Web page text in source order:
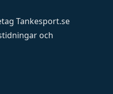
Tankesport.se
och